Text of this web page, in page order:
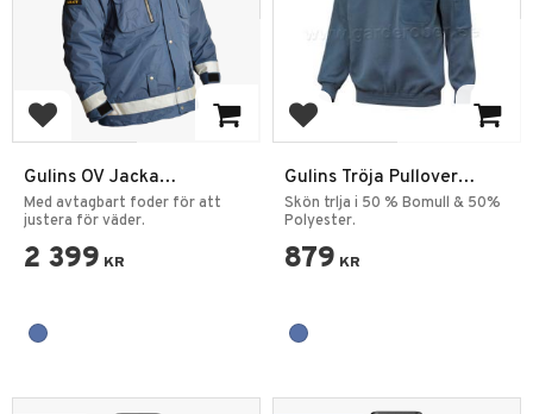
Add to favorites
Gulins OV Jacka
Ordningsvakt
Med avtagbart foder för att
justera för väder.
2 399 KR
Add to favorites
Gulins Tröja Pullover
Ordningsvakt
Skön trlja i 50 % Bomull & 50%
Polyester.
879 KR